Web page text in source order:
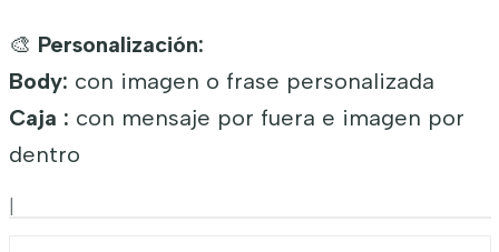
🎨 Personalización:
Body: con imagen o frase personalizada
Caja : con mensaje por fuera e imagen por
dentro